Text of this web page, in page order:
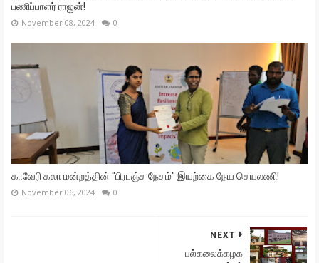
பணிப்பாளர் ராஜன்!
November 08, 2024 0
காவேரி கலா மன்றத்தின் "பிரபஞ்ச நேசம்" இயற்கை நேய செயலணி!
November 06, 2024 0
NEXT
பல்கலைக்கழக